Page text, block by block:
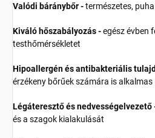
Valódi báránybőr -természetes,
Kiváló hőszabályozás -egész évben
testhőmérsékletet
Hipoallergén és antibakteriális
érzékeny bőrűek számára is alkalmas
Légáteresztő és nedvességelvezető
és a szagok kialakulását